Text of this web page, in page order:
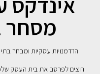
מסחר
הזדמנויות עסקיות ומבחר
רוצים לפרסם את בית העסק